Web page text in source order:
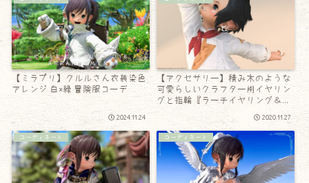
【ミラプリ】クルルさん衣装染色
アレンジ 白×緑 冒険服コーデ
2024.11.24
【アクセサリー】積み木のような
可愛らしいクラフター用イヤリン
グと指輪『ラーチイヤリング＆リ
2020.11.27
コーディネート コーディネート